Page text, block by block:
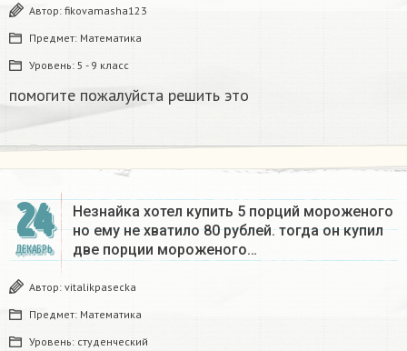
Автор: fikovamasha123
Предмет: Математика
Уровень: 5 - 9 класс
помогите пожалуйста решить это
24
ДЕКАБРЬ
Незнайка хотел купить 5 порций мороженого
но ему не хватило 80 рублей. тогда он купил
две порции мороженого…
Автор: vitalikpasecka
Предмет: Математика
Уровень: студенческий